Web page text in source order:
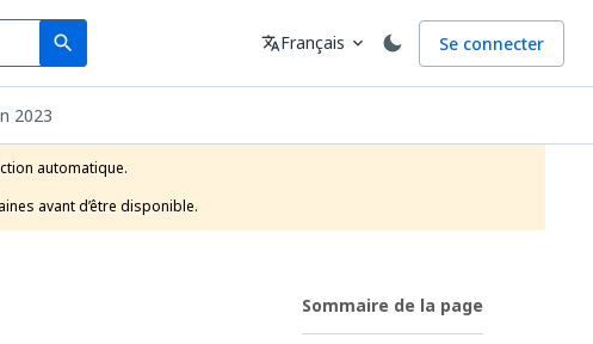
search
Search Langue
translateFrançais expand_more Se connecter
2023
automatique.
avant d’être disponible.
Sommaire de la page